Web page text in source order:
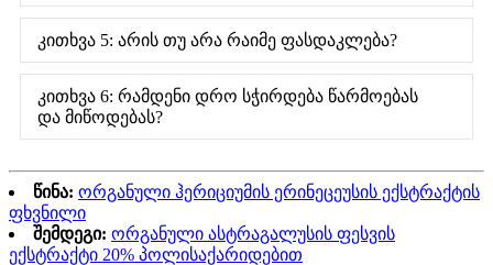
კითხვა 5: არის თუ არა რაიმე ფასდაკლება?
კითხვა 6: რამდენი დრო სჭირდება წარმოებას
და მიწოდებას?
წინა: ორგანული ჰერიციუმის ერინეცეუსის ექსტრაქტის
ფხვნილი
შემდეგი: ორგანული ასტრაგალუსის ფესვის
ექსტრაქტი 20% პოლისაქარიდებით